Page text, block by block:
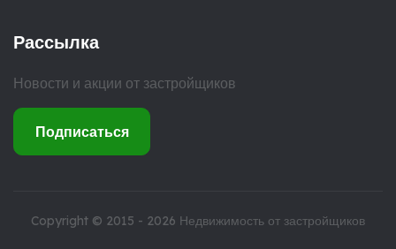
Рассылка
Новости и акции от застройщиков
Подписаться
Copyright © 2015 - 2026 Недвижимость от застройщиков